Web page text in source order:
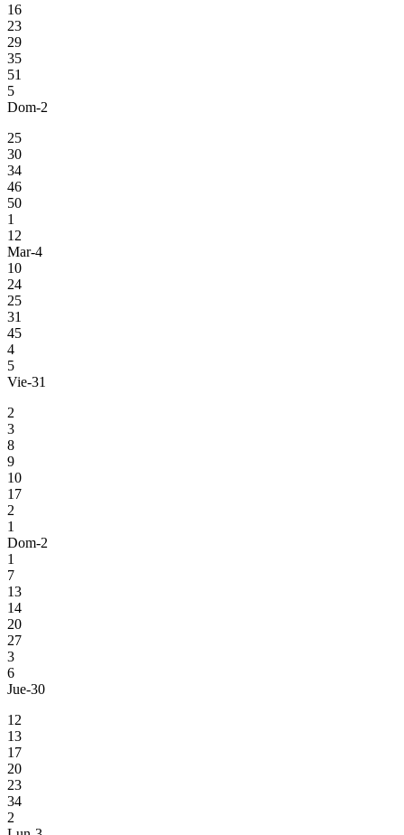
16
23
29
35
51
5
Dom-2
25
30
34
46
50
1
12
Mar-4
10
24
25
31
45
4
5
Vie-31
2
3
8
9
10
17
2
1
Dom-2
1
7
13
14
20
27
3
6
Jue-30
12
13
17
20
23
34
2